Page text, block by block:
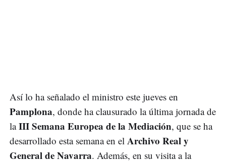
Así lo ha señalado el ministro este jueves en
Pamplona, donde ha clausurado la última jornada de
laIII Semana Europea de la Mediación, que se ha
desarrollado esta semana en el Archivo Real y
General de Navarra. Además, en su visita a la